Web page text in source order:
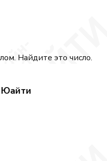
Найдите это число.